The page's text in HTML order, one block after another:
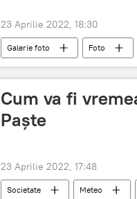
23 Aprilie 2022, 18:30
Galerie foto Foto
Cum va fi
Paşte
23 Aprilie 2022, 17:48
Societate Meteo